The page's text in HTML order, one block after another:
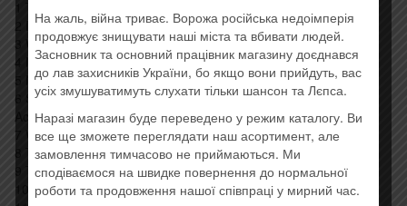
2 Drop The Weapon
3 We’re All The Same In The Dark
4 Nothing At All
5 No Need To Shout
6 Step By Step
Act 2
7 What The What
8 The Long Way Round
9 The Power Of The Moon
10 Remission Possible
На жаль, війна триває. Ворожа російська недоімперія
продовжує знищувати наші міста та вбивати людей.
Засновник та основний працівник магазину доєднався
до лав захисників України, бо якщо вони прийдуть, вас
усіх змушуватимуть слухати тільки шансон та Лєпса.
Наразі магазин буде переведено у режим каталогу. Ви
все ще зможете переглядати наш асортимент, але
замовлення тимчасово не приймаються. Ми
сподіваємося на швидке повернення до нормальної
роботи та продовження нашої співпраці у мирний час.